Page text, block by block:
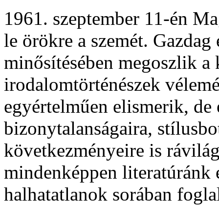
1961. szeptember 11-én
le örökre a szemét.
minősítésében megoszlik
irodalomtörténészek
egyértelműen elismerik, de
bizonytalanságaira,
következményeire is
mindenképpen
halhatatlanok sorában